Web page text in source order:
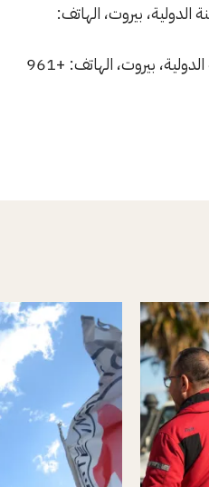
بيروت، الهاتف:
أو بالسيد طارق وهيبي، اللجنة الدولية، بيروت، الهاتف: +961